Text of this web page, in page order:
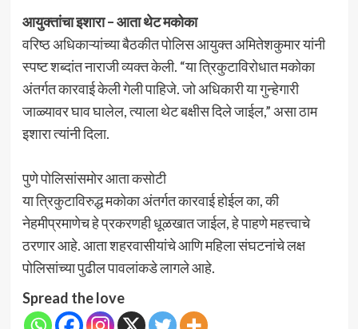
आयुक्तांचा इशारा – आता थेट मकोका
वरिष्ठ अधिकाऱ्यांच्या बैठकीत पोलिस आयुक्त अमितेशकुमार यांनी
स्पष्ट शब्दांत नाराजी व्यक्त केली. “या त्रिकुटाविरोधात मकोका
अंतर्गत कारवाई केली गेली पाहिजे. जो अधिकारी या गुन्हेगारी
जाळ्यावर घाव घालेल, त्याला थेट बक्षीस दिले जाईल,” असा ठाम
इशारा त्यांनी दिला.
पुणे पोलिसांसमोर आता कसोटी
या त्रिकुटाविरुद्ध मकोका अंतर्गत कारवाई होईल का, की
नेहमीप्रमाणेच हे प्रकरणही धूळखात जाईल, हे पाहणे महत्त्वाचे
ठरणार आहे. आता शहरवासीयांचे आणि महिला संघटनांचे लक्ष
पोलिसांच्या पुढील पावलांकडे लागले आहे.
Spread the love